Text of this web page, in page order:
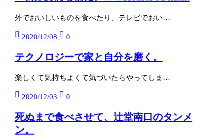
外でおいしいものを食べたり、テレビでおい…
2020/12/08 0
テクノロジーで家と自分を磨く。
楽しくて気持ちよくて気づいたらやってしま…
2020/12/03 0
死ぬまで食べさせて、辻堂南口のタンメ
ン。